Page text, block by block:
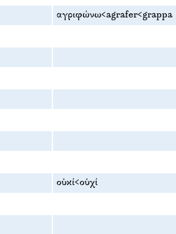
αγριφώνω<agrafer<grappa
οὐκί<οὐχί